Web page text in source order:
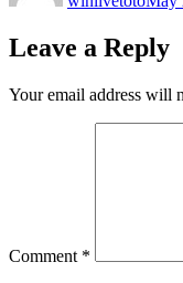
Leave a Reply
Your email address will
Comment *